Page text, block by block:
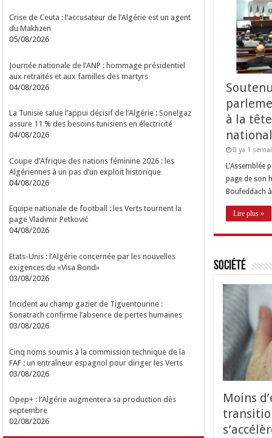
à la
Il ya 1
L’Assemblée
page de son
Boufeddach
Lire plus »
Société
Moins
Crise de Ceuta : l’accusateur de l’Algérie est un agent
du Makhzen
05/08/2026
Journée nationale de l’ANP : hommage présidentiel
aux retraités et aux familles des martyrs
04/08/2026
La Tunisie salue l’appui décisif de l’Algérie : Sonelgaz
assure 11 % des besoins tunisiens en électricité
04/08/2026
Coupe d’Afrique des nations féminine 2026 : les
Algériennes à un pas d’un exploit historique
04/08/2026
Equipe nationale de football : les Verts tournent la
page Vladimir Petković
04/08/2026
Etats-Unis : l’Algérie concernée par les nouvelles
exigences du «Visa Bond»
03/08/2026
Incident au champ gazier de Tiguentourine :
Sonatrach confirme l’absence de pertes humaines
03/08/2026
Cinq noms soumis à la commission technique de la
FAF : un entraîneur espagnol pour diriger les Verts
03/08/2026
Opep+ : l’Algérie augmentera sa production dès
septembre
02/08/2026